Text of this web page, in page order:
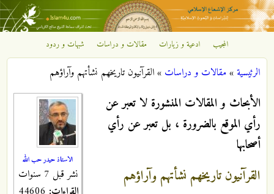
تجاوز إلى المحتوى الرئيسي
مركز
الإشعاع
الإسلامي
المجيب ادعية و زيارات مقالات و دراسات شبهات و ردود
أنت هنا
الرئيسية»مقالات و دراسات »القرآنيون تاريخهم نشأتهم وآراؤهم
الاستاذ حيدر حب الله
نشر قبل 7 سنوات
الأبحاث و المقالات المنشورة لا تعبر عن
رأي الموقع بالضرورة ، بل تعبر عن رأي
أصحابها
القرآنيون تاريخهم نشأتهم وآراؤهم